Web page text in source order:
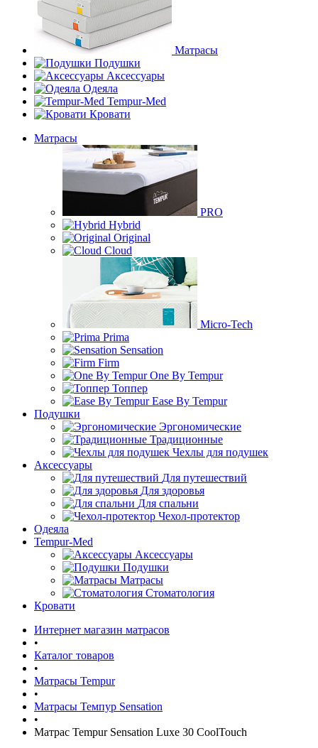
Матрасы
Подушки
Аксессуары
Одеяла
Tempur-Med
Кровати
Матрасы
PRO
Hybrid
Original
Cloud
Micro-Tech
Prima
Sensation
Firm
One By Tempur
Топпер
Ease By Tempur
Подушки
Эргономические
Традиционные
Чехлы для подушек
Аксессуары
Для путешествий
Для здоровья
Для спальни
Чехол-протектор
Одеяла
Tempur-Med
Аксессуары
Подушки
Матрасы
Стоматология
Кровати
Интернет магазин матрасов
•
Каталог товаров
•
Матрасы Tempur
•
Матрасы Темпур Sensation
•
Матрас Tempur Sensation Luxe 30 CoolTouch